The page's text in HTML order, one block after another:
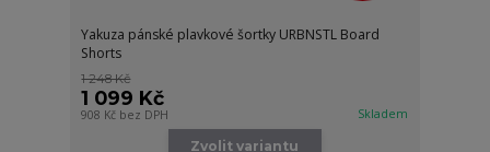
Yakuza pánské plavkové šortky URBNSTL Board
Shorts
1 248 Kč
1 099 Kč
908 Kč bez DPH Skladem
Zvolit variantu